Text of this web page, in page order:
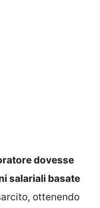
dovesse
salariali basate
ottenendo